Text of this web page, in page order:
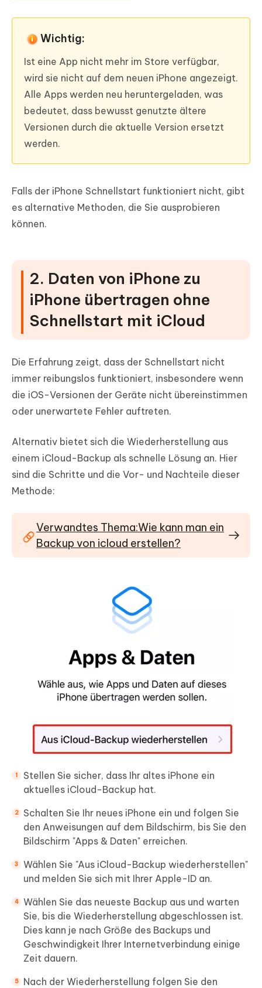
Wichtig:
Ist eine App nicht mehr im Store verfügbar,
wird sie nicht auf dem neuen iPhone angezeigt.
Alle Apps werden neu heruntergeladen, was
bedeutet, dass bewusst genutzte ältere
Versionen durch die aktuelle Version ersetzt
werden.
Falls der iPhone Schnellstart funktioniert nicht, gibt
es alternative Methoden, die Sie ausprobieren
können.
2. Daten von iPhone zu
iPhone übertragen ohne
Schnellstart mit iCloud
Die Erfahrung zeigt, dass der Schnellstart nicht
immer reibungslos funktioniert, insbesondere wenn
die iOS-Versionen der Geräte nicht übereinstimmen
oder unerwartete Fehler auftreten.
Alternativ bietet sich die Wiederherstellung aus
einem iCloud-Backup als schnelle Lösung an. Hier
sind die Schritte und die Vor- und Nachteile dieser
Methode:
Verwandtes Thema:Wie kann man ein
Backup von icloud erstellen?
Stellen Sie sicher, dass Ihr altes iPhone ein
aktuelles iCloud-Backup hat.
Schalten Sie Ihr neues iPhone ein und folgen Sie
den Anweisungen auf dem Bildschirm, bis Sie den
Bildschirm "Apps & Daten" erreichen.
Wählen Sie "Aus iCloud-Backup wiederherstellen"
und melden Sie sich mit Ihrer Apple-ID an.
Wählen Sie das neueste Backup aus und warten
Sie, bis die Wiederherstellung abgeschlossen ist.
Dies kann je nach Größe des Backups und
Geschwindigkeit Ihrer Internetverbindung einige
Zeit dauern.
Nach der Wiederherstellung folgen Sie den